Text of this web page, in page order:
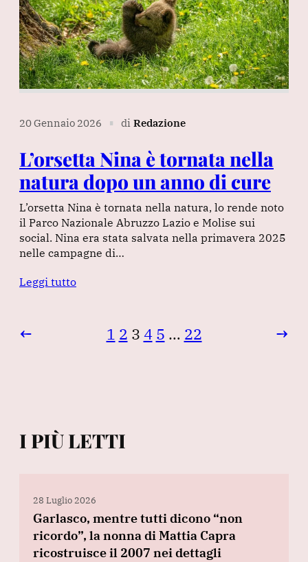
20 Gennaio 2026 ∎ di Redazione
L’orsetta Nina è tornata nella
natura dopo un anno di cure
L’orsetta Nina è tornata nella natura, lo rende noto
il Parco Nazionale Abruzzo Lazio e Molise sui
social. Nina era stata salvata nella primavera 2025
nelle campagne di…
Leggi tutto
← 1 2 3 4 5 … 22 →
I PIÙ LETTI
28 Luglio 2026
Garlasco, mentre tutti dicono “non
ricordo”, la nonna di Mattia Capra
ricostruisce il 2007 nei dettagli